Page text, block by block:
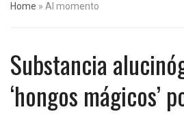
Home » Al momento
Substancia
‘hongos mágicos’